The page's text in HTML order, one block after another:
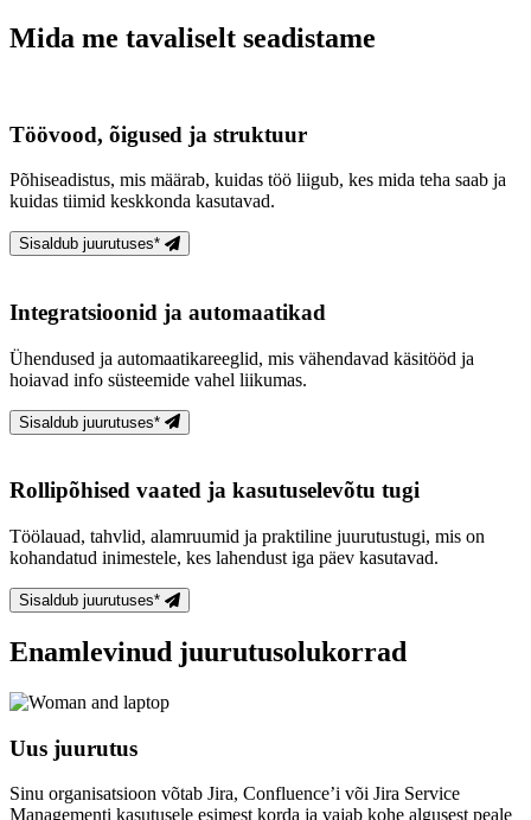
Mida me tavaliselt seadistame
Töövood, õigused ja struktuur
Põhiseadistus, mis määrab, kuidas töö liigub, kes mida teha saab ja
kuidas tiimid keskkonda kasutavad.
Sisaldub juurutuses*
Integratsioonid ja automaatikad
Ühendused ja automaatikareeglid, mis vähendavad käsitööd ja
hoiavad info süsteemide vahel liikumas.
Sisaldub juurutuses*
Rollipõhised vaated ja kasutuselevõtu tugi
Töölauad, tahvlid, alamruumid ja praktiline juurutustugi, mis on
kohandatud inimestele, kes lahendust iga päev kasutavad.
Sisaldub juurutuses*
Enamlevinud juurutusolukorrad
Uus juurutus
Sinu organisatsioon võtab Jira, Confluence’i või Jira Service
Managementi kasutusele esimest korda ja vajab kohe algusest peale